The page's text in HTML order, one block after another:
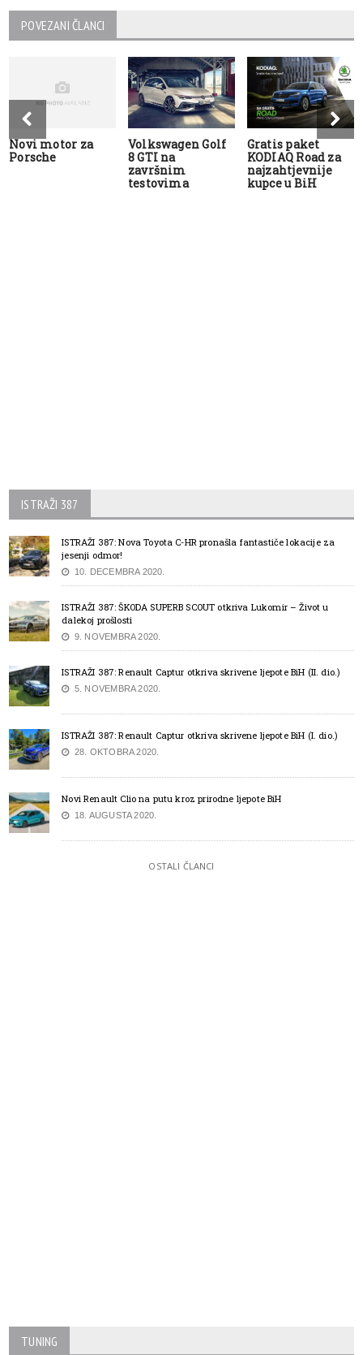
POVEZANI ČLANCI
Novi motor za
Porsche
Volkswagen Golf
8 GTI na
završnim
testovima
Gratis paket
KODIAQ Road za
najzahtjevnije
kupce u BiH
ISTRAŽI 387
ISTRAŽI 387: Nova Toyota C-HR pronašla fantastiče lokacije za
jesenji odmor!
10. DECEMBRA 2020.
ISTRAŽI 387: ŠKODA SUPERB SCOUT otkriva Lukomir – Život u
dalekoj prošlosti
9. NOVEMBRA 2020.
ISTRAŽI 387: Renault Captur otkriva skrivene ljepote BiH (II. dio.)
5. NOVEMBRA 2020.
ISTRAŽI 387: Renault Captur otkriva skrivene ljepote BiH (I. dio.)
28. OKTOBRA 2020.
Novi Renault Clio na putu kroz prirodne ljepote BiH
18. AUGUSTA 2020.
OSTALI ČLANCI
TUNING